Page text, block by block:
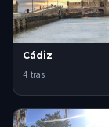
Cádiz
4 tras